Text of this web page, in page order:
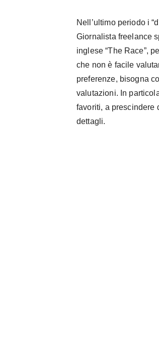
Nell’ultimo periodo i
Giornalista freelance
inglese “The Race”,
che non è facile
preferenze, bisogna
valutazioni. In
favoriti, a prescindere
dettagli.